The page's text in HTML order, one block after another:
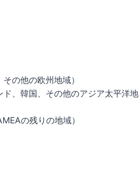
の他の欧州地域）
、韓国、その他のアジア太平洋地
の残りの地域）